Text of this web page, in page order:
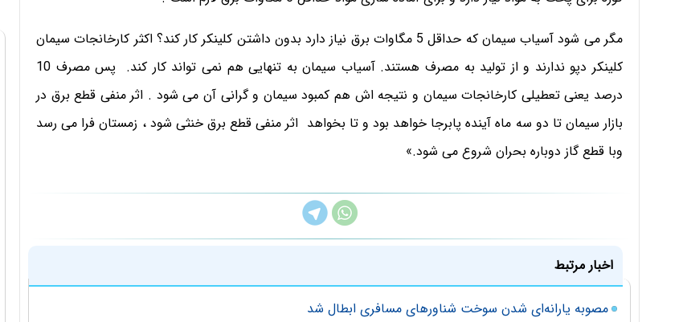
مگر می شود آسیاب سیمان که حداقل 5 مگاوات برق نیاز دارد بدون داشتن کلینکر کار کند؟ اکثر کارخانجات سیمان
کلینکر دپو ندارند و از تولید به مصرف هستند. آسیاب سیمان به تنهایی هم نمی تواند کار کند. پس مصرف 10
درصد یعنی تعطیلی کارخانجات سیمان و نتیجه اش هم کمبود سیمان و گرانی آن می شود . اثر منفی قطع برق در
بازار سیمان تا دو سه ماه آینده پابرجا خواهد بود و تا بخواهد اثر منفی قطع برق خنثی شود ، زمستان فرا می رسد
و‌با قطع گاز دوباره بحران شروع می شود.»
اخبار مرتبط
مصوبه یارانه‌ای شدن سوخت شناورهای مسافری ابطال شد